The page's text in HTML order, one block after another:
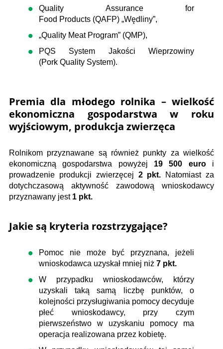
Quality Assurance for
Food Products (QAFP) „Wędliny”,
„Quality Meat Program” (QMP),
PQS System Jakości Wieprzowiny
(Pork Quality System).
Premia dla młodego rolnika – wielkość
ekonomiczna gospodarstwa w roku
wyjściowym, produkcja zwierzęca
Rolnikom przyznawane są również punkty za wielkość
ekonomiczną gospodarstwa powyżej 19 500 euro i
prowadzenie produkcji zwierzęcej 2 pkt. Natomiast za
dotychczasową aktywność zawodową wnioskodawcy
przyznawany jest 1 pkt.
Jakie są kryteria rozstrzygające?
Pomoc nie może być przyznana, jeżeli
wnioskodawca uzyskał mniej niż 7 pkt.
W przypadku wnioskodawców, którzy
uzyskali taką samą liczbę punktów, o
kolejności przysługiwania pomocy decyduje
płeć wnioskodawcy, przy czym
pierwszeństwo w uzyskaniu pomocy ma
operacja realizowana przez kobietę.